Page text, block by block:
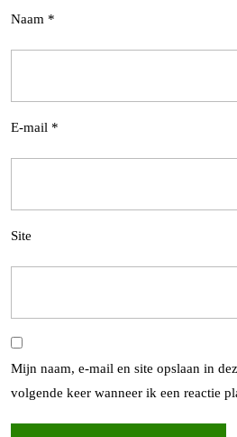
Naam *
E-mail *
Site
Mijn naam, e-mail en site opslaan in
volgende keer wanneer ik een reactie